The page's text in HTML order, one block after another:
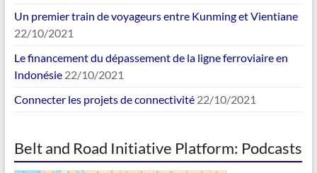
Un premier train de voyageurs entre Kunming et Vientiane
22/10/2021
Le financement du dépassement de la ligne ferroviaire en
Indonésie 22/10/2021
Connecter les projets de connectivité 22/10/2021
Belt and Road Initiative Platform: Podcasts